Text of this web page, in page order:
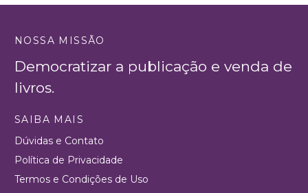
NOSSA MISSÃO
Democratizar a publicação e venda de
livros.
SAIBA MAIS
Dúvidas e Contato
Política de Privacidade
Termos e Condições de Uso